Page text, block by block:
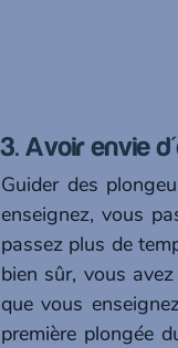
3. Avoir envie
Guider des
enseignez, vous
passez plus de
bien sûr, vous
que vous
première plongée